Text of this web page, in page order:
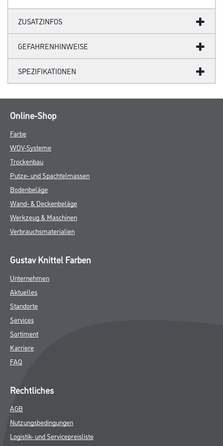
ZUSATZINFOS
GEFAHRENHINWEISE
SPEZIFIKATIONEN
Online-Shop
Farbe
WDV-Systeme
Trockenbau
Putze- und Spachtelmassen
Bodenbeläge
Wand- & Deckenbeläge
Werkzeug & Maschinen
Verbrauchsmaterialien
Gustav Knittel Farben
Unternehmen
Aktuelles
Standorte
Services
Sortiment
Karriere
FAQ
Rechtliches
AGB
Nutzungsbedingungen
Logistik- und Servicepreisliste